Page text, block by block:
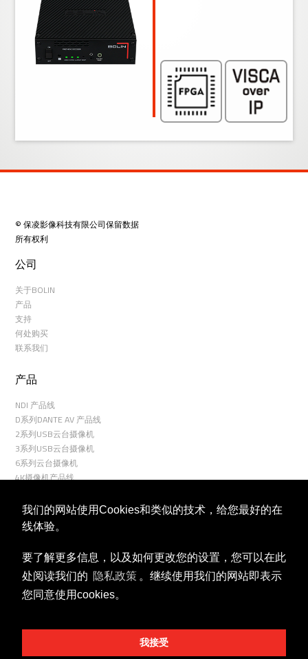
我们的网站使用Cookies和类似的技术，给您最好的在
线体验。
要了解更多信息，以及如何更改您的设置，您可以在此
处阅读我们的 隐私政策 。继续使用我们的网站即表示
您同意使用cookies。
我接受
© 保凌影像科技有限公司保留数据
所有权利
公司
关于BOLIN
产品
支持
何处购买
联系我们
产品
NDI 产品线
D系列DANTE AV 产品线
2系列USB云台摄像机
3系列USB云台摄像机
6系列云台摄像机
4K摄像机产品线
8系列云台摄像机
9系列云台摄像机
R9系列云台摄像机
室外云台摄像机
云台控制器
关联